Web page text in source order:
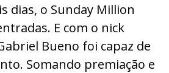
dias, o Sunday Million
E com o nick
Bueno foi capaz de
Somando premiação e